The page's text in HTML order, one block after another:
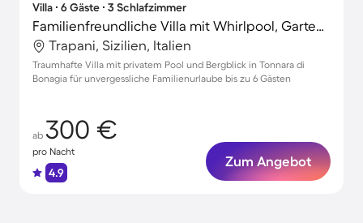
Villa ∙ 6 Gäste ∙ 3 Schlafzimmer
Familienfreundliche Villa mit Whirlpool, Garten und Grill | Bergblick
Trapani, Sizilien, Italien
Traumhafte Villa mit privatem Pool und Bergblick in Tonnara di
Bonagia für unvergessliche Familienurlaube bis zu 6 Gästen
ab 300 €
pro Nacht
4.9
Zum Angebot